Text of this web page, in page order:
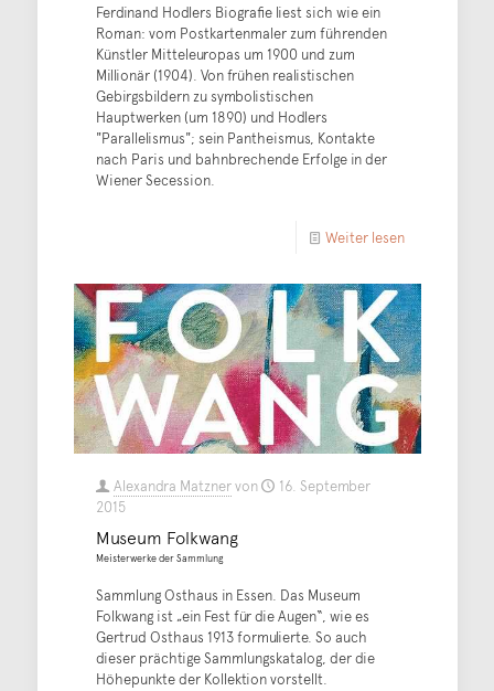
Ferdinand Hodlers Biografie liest sich wie ein
Roman: vom Postkartenmaler zum führenden
Künstler Mitteleuropas um 1900 und zum
Millionär (1904). Von frühen realistischen
Gebirgsbildern zu symbolistischen
Hauptwerken (um 1890) und Hodlers
"Parallelismus"; sein Pantheismus, Kontakte
nach Paris und bahnbrechende Erfolge in der
Wiener Secession.
Weiter lesen
Alexandra Matznervon
16. September
2015
Museum Folkwang
Meisterwerke der Sammlung
Sammlung Osthaus in Essen. Das Museum
Folkwang ist „ein Fest für die Augen“, wie es
Gertrud Osthaus 1913 formulierte. So auch
dieser prächtige Sammlungskatalog, der die
Höhepunkte der Kollektion vorstellt.